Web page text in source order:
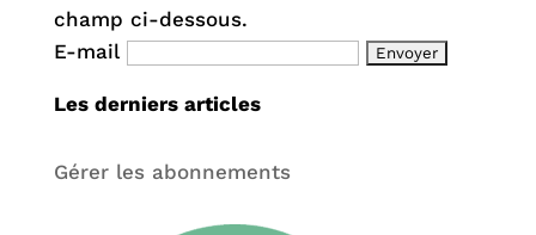
champ ci-dessous.
E-mail
Les derniers articles
Gérer les abonnements